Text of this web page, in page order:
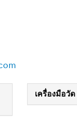
เครื่องมือวัด